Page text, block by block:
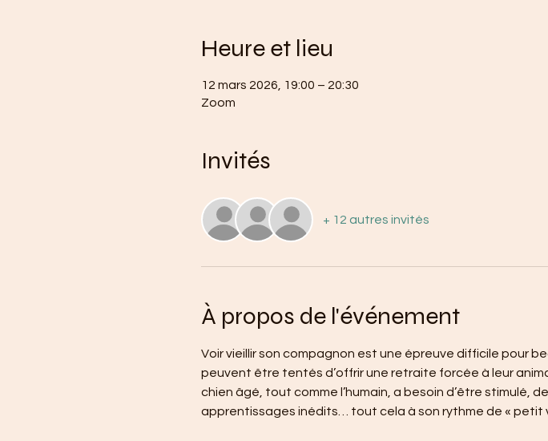
Heure et lieu
12 mars 2026, 19:00 – 20:30
Zoom
Invités
+ 12 autres invités
À propos de l'événement
Voir vieillir son compagnon est une épreuve difficile pour
peuvent être tentés d’offrir une retraite forcée à leur
chien âgé, tout comme l’humain, a besoin d’être stimulé,
apprentissages inédits… tout cela à son rythme de « petit